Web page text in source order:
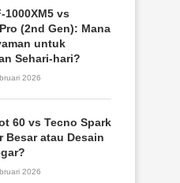
1000XM5 vs
(2nd Gen): Mana
untuk
Sehari-hari?
2026
60 vs Tecno Spark
Besar atau Desain
2026